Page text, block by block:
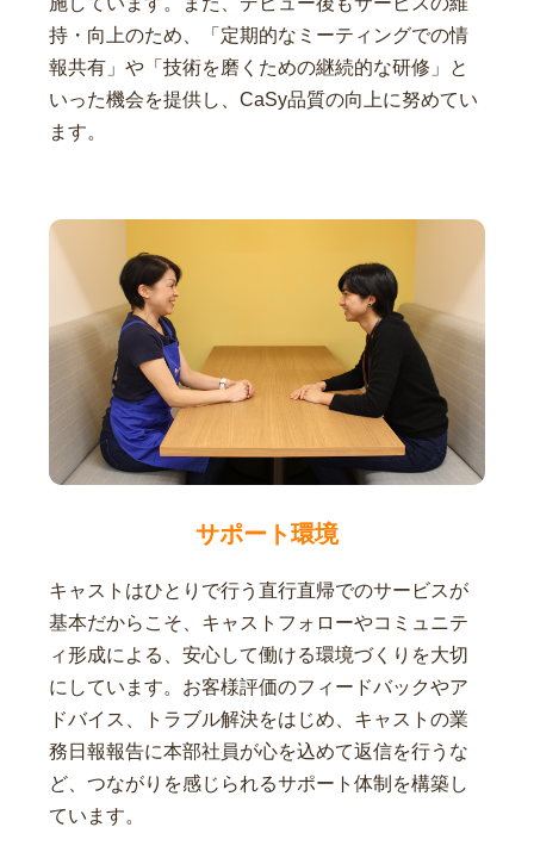
持・向上のため、「定期的なミーティングでの情
報共有」や「技術を磨くための継続的な研修」と
いった機会を提供し、CaSy品質の向上に努めてい
ます。
サポート環境
キャストはひとりで行う直行直帰でのサービスが
基本だからこそ、キャストフォローやコミュニテ
ィ形成による、安心して働ける環境づくりを大切
にしています。お客様評価のフィードバックやア
ドバイス、トラブル解決をはじめ、キャストの業
務日報報告に本部社員が心を込めて返信を行うな
ど、つながりを感じられるサポート体制を構築し
ています。